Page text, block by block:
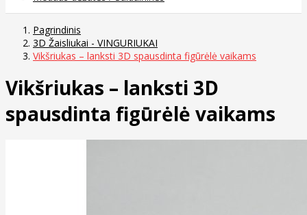
Pagrindinis
3D Žaisliukai - VINGURIUKAI
Vikšriukas – lanksti 3D spausdinta figūrėlė vaikams
Vikšriukas – lanksti 3D
spausdinta figūrėlė vaikams